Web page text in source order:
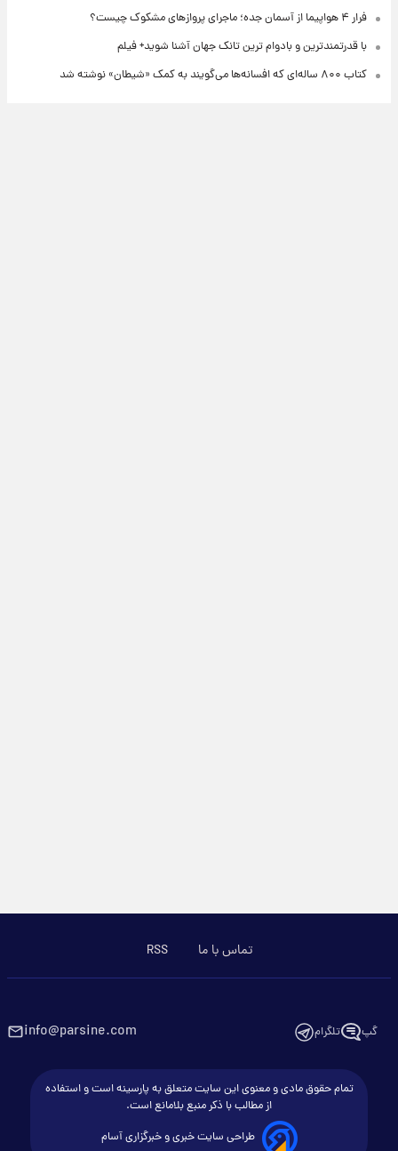
فرار ۴ هواپیما از آسمان جده؛ ماجرای پروازهای مشکوک چیست؟
با قدرتمندترین و بادوام ترین تانک جهان آشنا شوید+ فیلم
کتاب ۸۰۰ ساله‌ای که افسانه‌ها می‌گویند به کمک «شیطان» نوشته شد
تماس با ما RSS
گپ تلگرام info@parsine.com
تمام حقوق مادی و معنوی این سایت متعلق به پارسینه است و استفاده
از مطالب با ذکر منبع بلامانع است.
طراحی سایت خبری و خبرگزاری آسام